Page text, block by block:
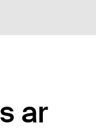
ar